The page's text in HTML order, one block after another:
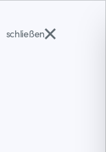
schließen